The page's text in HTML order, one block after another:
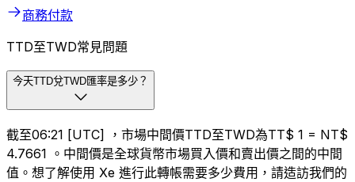
商務付款
TTD至TWD常見問題
今天TTD兌TWD匯率是多少？
截至06:21 [UTC] ，市場中間價TTD至TWD為TT$ 1 = NT$
4.7661 。中間價是全球貨幣市場買入價和賣出價之間的中間
值。想了解使用 Xe 進行此轉帳需要多少費用，請造訪我們的